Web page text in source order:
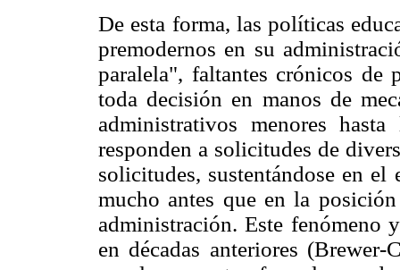
De esta forma, las políticas
premodernos en su
paralela", faltantes crónicos de
toda decisión en manos de
administrativos menores
responden a solicitudes de
solicitudes, sustentándose en el
mucho antes que en la
administración. Este fenómeno
en décadas anteriores